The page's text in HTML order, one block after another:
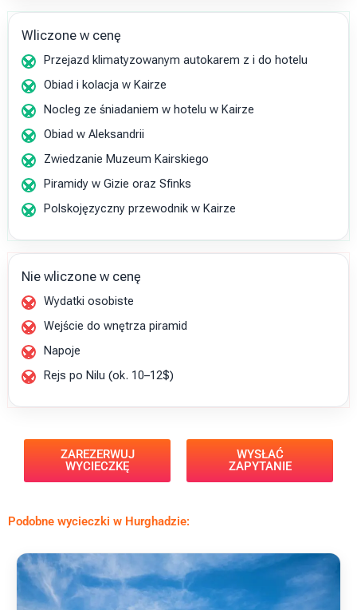
Wliczone w cenę
Przejazd klimatyzowanym autokarem z i do hotelu
Obiad i kolacja w Kairze
Nocleg ze śniadaniem w hotelu w Kairze
Obiad w Aleksandrii
Zwiedzanie Muzeum Kairskiego
Piramidy w Gizie oraz Sfinks
Polskojęzyczny przewodnik w Kairze
Nie wliczone w cenę
Wydatki osobiste
Wejście do wnętrza piramid
Napoje
Rejs po Nilu (ok. 10–12$)
ZAREZERWUJ
WYCIECZKĘ
WYSŁAĆ
ZAPYTANIE
Podobne wycieczki w Hurghadzie: